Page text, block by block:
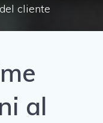
cliente
al